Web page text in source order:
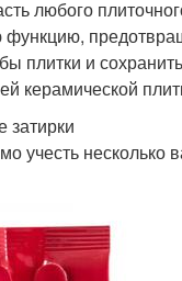
любого
плитки и
керамической
учесть